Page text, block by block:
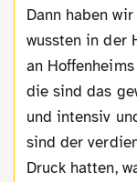
Dann haben
wussten in der
an
die sind das
und intensiv
sind der
Druck hatten,